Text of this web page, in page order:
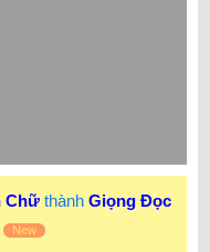
Chữthành Giọng Đọc
New